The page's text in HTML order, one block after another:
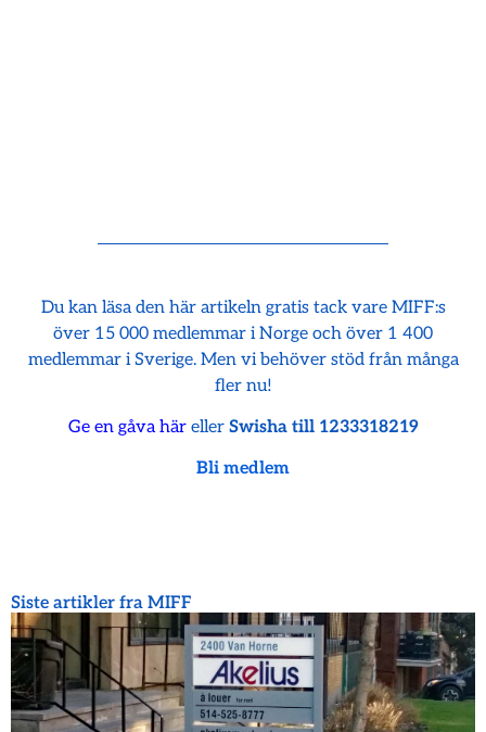
Du kan läsa den här artikeln gratis tack vare MIFF:s
över 15 000 medlemmar i Norge och över 1 400
medlemmar i Sverige. Men vi behöver stöd från många
fler nu!
Ge en gåva häreller Swisha till 1233318219
Bli medlem
Siste artikler fra MIFF